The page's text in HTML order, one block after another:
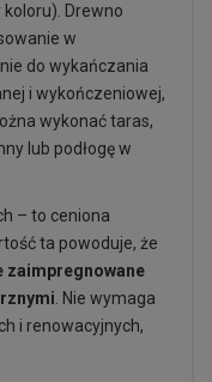
Drewno
w
do wykańczania
i wykończeniowej,
wykonać taras,
lub podłogę w
– to ceniona
ta powoduje, że
zaimpregnowane
. Nie wymaga
i renowacyjnych,